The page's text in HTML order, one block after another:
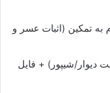
به تمکین (اثبات عسر و
دیوار/شیپور) + فایل